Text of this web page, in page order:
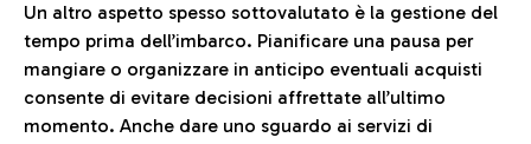
Un altro aspetto spesso sottovalutato è la gestione del
tempo prima dell’imbarco. Pianificare una pausa per
mangiare o organizzare in anticipo eventuali acquisti
consente di evitare decisioni affrettate all’ultimo
momento. Anche dare uno sguardo ai servizi di